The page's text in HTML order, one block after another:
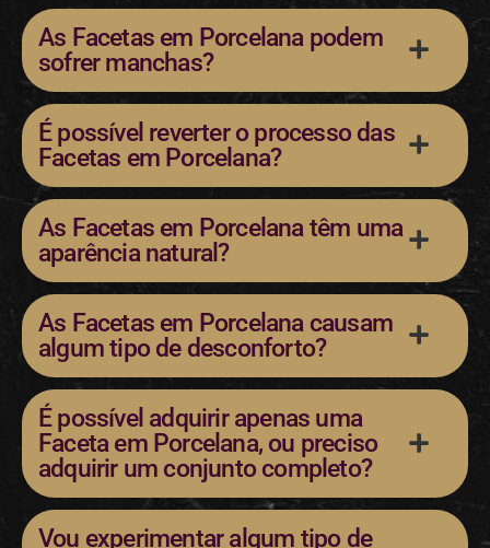
As Facetas em Porcelana podem
sofrer manchas?
É possível reverter o processo das
Facetas em Porcelana?
As Facetas em Porcelana têm uma
aparência natural?
As Facetas em Porcelana causam
algum tipo de desconforto?
É possível adquirir apenas uma
Faceta em Porcelana, ou preciso
adquirir um conjunto completo?
Vou experimentar algum tipo de